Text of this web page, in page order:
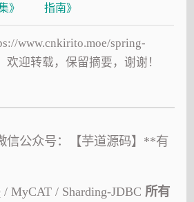
》
指南》
www.cnkirito.moe/spring-
欢迎转载，保留摘要，谢谢！
信公众号：【芋道源码】**有
/ MyCAT / Sharding-JDBC 所有